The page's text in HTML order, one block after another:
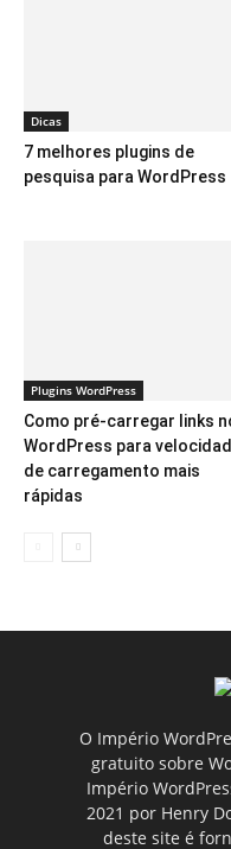
Dicas
7 melhores plugins de
pesquisa para WordPress
Plugins WordPress
Como pré-carregar links
WordPress para
de carregamento mais
rápidas
O Império
gratuito sobre
Império
2021 por Henry
deste site é